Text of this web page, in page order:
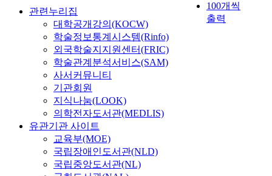
100개씩
출력
관련누리집
대학공개강의(KOCW)
학술정보통계시스템(Rinfo)
외국학술지지원센터(FRIC)
학술관계분석서비스(SAM)
사서커뮤니티
기관회원
지식나눔(LOOK)
의학전자도서관(MEDLIS)
유관기관 사이트
교육부(MOE)
국립장애인도서관(NLD)
국립중앙도서관(NL)